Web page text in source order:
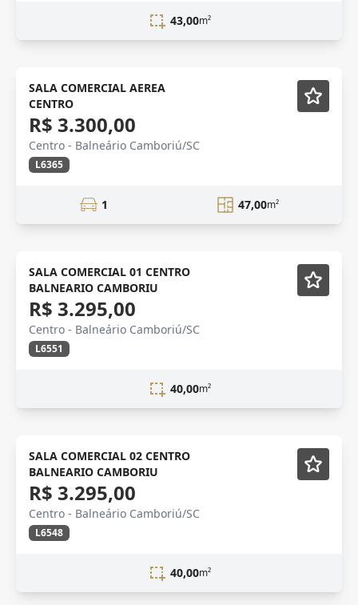
43,00m²
SALA COMERCIAL AEREA
CENTRO
R$ 3.300,00
Centro - Balneário Camboriú/SC
L6365
1 47,00m²
SALA COMERCIAL 01 CENTRO
BALNEARIO CAMBORIU
R$ 3.295,00
Centro - Balneário Camboriú/SC
L6551
40,00m²
SALA COMERCIAL 02 CENTRO
BALNEARIO CAMBORIU
R$ 3.295,00
Centro - Balneário Camboriú/SC
L6548
40,00m²